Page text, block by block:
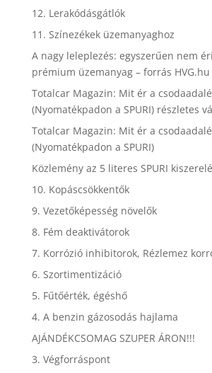
12. Lerakódásgátlók
11. Színezékek üzemanyaghoz
A nagy leleplezés: egyszerűen nem
prémium üzemanyag – forrás HVG.hu
Totalcar Magazin: Mit ér a
(Nyomatékpadon a SPURI) részletes
Totalcar Magazin: Mit ér a
(Nyomatékpadon a SPURI)
Közlemény az 5 literes SPURI
10. Kopáscsökkentők
9. Vezetőképesség növelők
8. Fém deaktivátorok
7. Korrózió inhibitorok, Rézlemez
6. Szortimentizáció
5. Fűtőérték, égéshő
4. A benzin gázosodás hajlama
AJÁNDÉKCSOMAG SZUPER ÁRON!!!
3. Végforráspont